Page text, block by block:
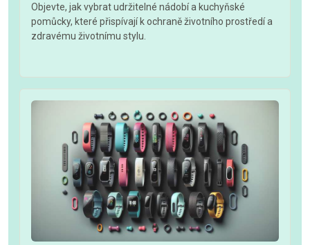
Objevte, jak vybrat udržitelné nádobí a kuchyňské
pomůcky, které přispívají k ochraně životního prostředí a
zdravému životnímu stylu.